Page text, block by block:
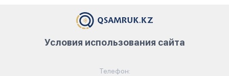
Телефон:
Условия использования сайта